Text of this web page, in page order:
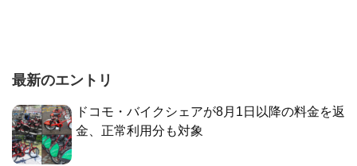
最新のエントリ
ドコモ・バイクシェアが8月1日以降の料金を返
金、正常利用分も対象